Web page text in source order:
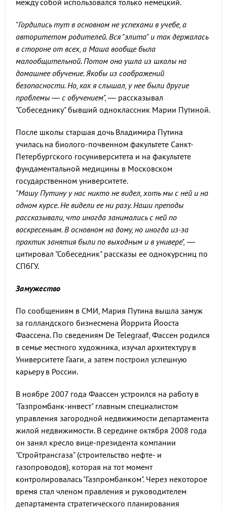
между собой использовался только немецкий.
"Гордились тут в основном не успехами в учебе, а
авторитетом родителей. Вся "элита" и так держалась
в стороне от всех, а Маша вообще была
малообщительной. Потом она ушла из школы на
домашнее обучение. Якобы из соображений
безопасности. Но, как я слышал, у нее были другие
проблемы — с обучением", — рассказывал
"Собеседнику" бывший одноклассник Марии Путиной.
После школы старшая дочь Владимира Путина
училась на биолого-почвенном факультете Санкт-
Петербургского госуниверситета и на факультете
фундаментальной медицины в Московском
государственном университете.
"Машу Путину у нас никто не видел, хоть мы с ней и на
одном курсе. Не видели ее ни разу. Наши преподы
рассказывали, что иногда занимались с ней по
воскресеньям. В основном на дому, но иногда из-за
практик занятия были по выходным и в универе", —
цитировал "Собеседник" рассказы ее однокурсниц по
СПбГУ.
Замужество
По сообщениям в СМИ, Мария Путина вышла замуж
за голландского бизнесмена Йоррита Йооста
Фаассена. По сведениям De Telegraaf, Фассен родился
в семье местного художника, изучал архитектуру в
Университете Гааги, а затем построил успешную
карьеру в России.
В ноябре 2007 года Фаассен устроился на работу в
"Газпромбанк-инвест" главным специалистом
управления загородной недвижимости департамента
жилой недвижимости. В середине октября 2008 года
он занял кресло вице-президента компании
"Стройтрансгаза" (строительство нефте- и
газопроводов), которая на тот момент
контролировалась "Газпромбанком". Через некоторое
время стал членом правления и руководителем
департамента стратегического планирования